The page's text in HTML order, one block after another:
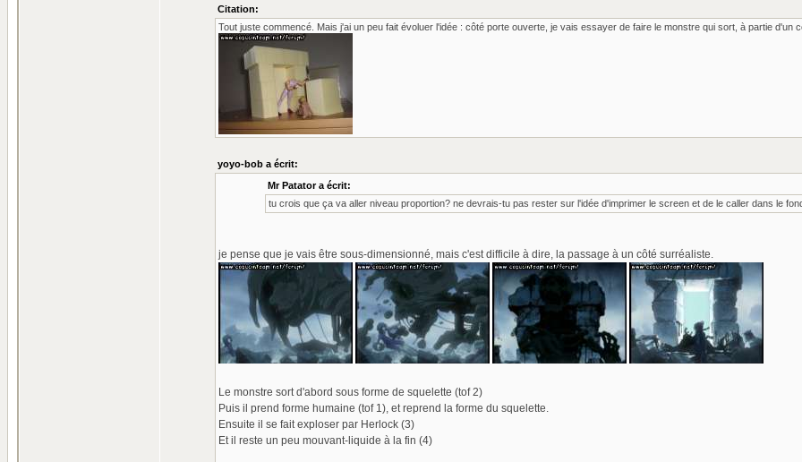
Citation:
Tout juste commencé. Mais j'ai un peu fait évoluer l'idée : côté porte ouverte, je vais essayer de faire le monstre qui sort, à partie d'un
yoyo-bob a écrit:
Mr Patator a écrit:
tu crois que ça va aller niveau proportion? ne devrais-tu pas rester sur l'idée d'imprimer le screen et de le caller dans le
je pense que je vais être sous-dimensionné, mais c'est difficile à dire, la passage à un côté surréaliste.
Le monstre sort d'abord sous forme de squelette (tof 2)
Puis il prend forme humaine (tof 1), et reprend la forme du squelette.
Ensuite il se fait exploser par Herlock (3)
Et il reste un peu mouvant-liquide à la fin (4)